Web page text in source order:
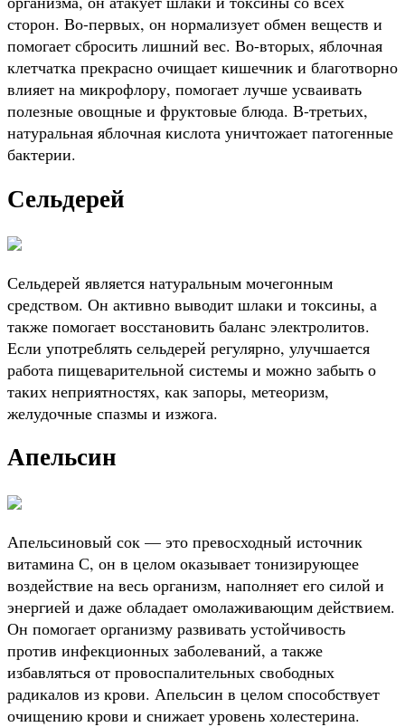
сторон. Во-первых, он нормализует обмен веществ и
помогает сбросить лишний вес. Во-вторых, яблочная
клетчатка прекрасно очищает кишечник и благотворно
влияет на микрофлору, помогает лучше усваивать
полезные овощные и фруктовые блюда. В-третьих,
натуральная яблочная кислота уничтожает патогенные
бактерии.
Сельдерей
Сельдерей является натуральным мочегонным
средством. Он активно выводит шлаки и токсины, а
также помогает восстановить баланс электролитов.
Если употреблять сельдерей регулярно, улучшается
работа пищеварительной системы и можно забыть о
таких неприятностях, как запоры, метеоризм,
желудочные спазмы и изжога.
Апельсин
Апельсиновый сок — это превосходный источник
витамина С, он в целом оказывает тонизирующее
воздействие на весь организм, наполняет его силой и
энергией и даже обладает омолаживающим действием.
Он помогает организму развивать устойчивость
против инфекционных заболеваний, а также
избавляться от провоспалительных свободных
радикалов из крови. Апельсин в целом способствует
очищению крови и снижает уровень холестерина.